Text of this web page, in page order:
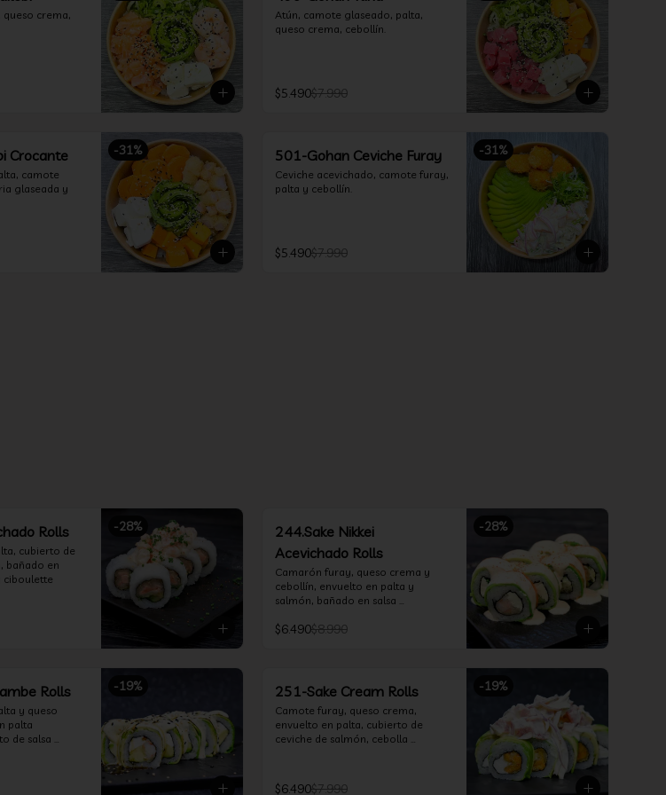
crema,
Atún, camote glaseado, palta,
queso crema, cebollín.
$5.490$7.990
-31%
Crocante
camote
glaseada y
-31%
501-Gohan Ceviche Furay
Ceviche acevichado, camote furay,
palta y cebollín.
$5.490$7.990
-28%
Rolls
cubierto de
bañado en
ciboulette
-28%
244.Sake Nikkei
Acevichado Rolls
Camarón furay, queso crema y
cebollín, envuelto en palta y
salmón, bañado en salsa
$6.490$8.990
-19%
Rolls
y queso
palta
de salsa
-19%
251-Sake Cream Rolls
Camote furay, queso crema,
envuelto en palta, cubierto de
ceviche de salmón, cebolla
$6.490$7.990